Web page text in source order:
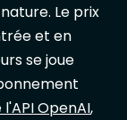
Le prix
et en
se joue
OpenAI,